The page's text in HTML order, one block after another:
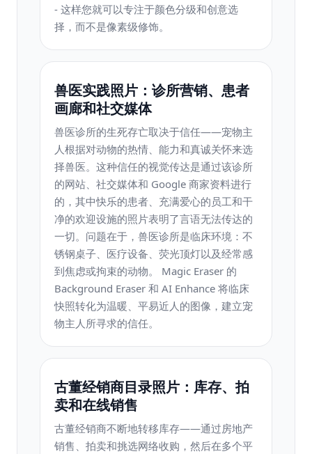
- 这样您就可以专注于颜色分级和创意选
择，而不是像素级修饰。
兽医实践照片：诊所营销、患者
画廊和社交媒体
兽医诊所的生死存亡取决于信任——宠物主
人根据对动物的热情、能力和真诚关怀来选
择兽医。这种信任的视觉传达是通过该诊所
的网站、社交媒体和 Google 商家资料进行
的，其中快乐的患者、充满爱心的员工和干
净的欢迎设施的照片表明了言语无法传达的
一切。问题在于，兽医诊所是临床环境：不
锈钢桌子、医疗设备、荧光顶灯以及经常感
到焦虑或拘束的动物。 Magic Eraser 的
Background Eraser 和 AI Enhance 将临床
快照转化为温暖、平易近人的图像，建立宠
物主人所寻求的信任。
古董经销商目录照片：库存、拍
卖和在线销售
古董经销商不断地转移库存——通过房地产
销售、拍卖和挑选网络收购，然后在多个平